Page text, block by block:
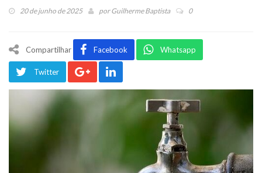
20 de junho de 2025 porGuilherme Baptista 0
Compartilhar Facebook Whatsapp
Twitter